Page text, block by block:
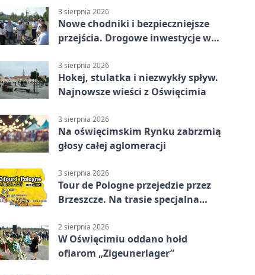
3 sierpnia 2026
Nowe chodniki i bezpieczniejsze
przejścia. Drogowe inwestycje w
3 sierpnia 2026
Hokej, stulatka i niezwykły spływ.
Najnowsze wieści z Oświęcimia
3 sierpnia 2026
Na oświęcimskim Rynku zabrzmią
głosy całej aglomeracji
3 sierpnia 2026
Tour de Pologne przejedzie przez
Brzeszcze. Na trasie specjalna
2 sierpnia 2026
W Oświęcimiu oddano hołd
ofiarom „Zigeunerlager”